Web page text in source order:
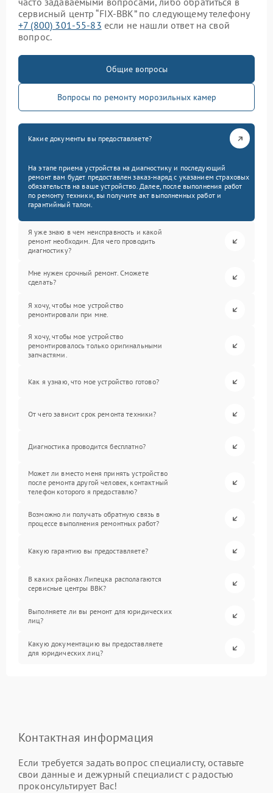
сервисный центр “FIX-BBK” по следующему телефону
+7 (800) 301-55-83 если не нашли ответ на свой
вопрос.
Общие вопросы
Вопросы по ремонту морозильных камер
Какие документы вы предоставляете?
На этапе приема устройства на диагностику и последующий
ремонт вам будет предоставлен заказ-наряд с указанием страховых
обязательств на ваше устройство. Далее, после выполнения работ
по ремонту техники, вы получите акт выполненных работ и
гарантийный талон.
Я уже знаю в чем неисправность и какой
ремонт необходим. Для чего проводить
диагностику?
Мне нужен срочный ремонт. Сможете
сделать?
Я хочу, чтобы мое устройство
ремонтировали при мне.
Я хочу, чтобы мое устройство
ремонтировалось только оригинальными
запчастями.
Как я узнаю, что мое устройство готово?
От чего зависит срок ремонта техники?
Диагностика проводится бесплатно?
Может ли вместо меня принять устройство
после ремонта другой человек, контактный
телефон которого я предоставлю?
Возможно ли получать обратную связь в
процессе выполнения ремонтных работ?
Какую гарантию вы предоставляете?
В каких районах Липецка располагаются
сервисные центры BBK?
Выполняете ли вы ремонт для юридических
лиц?
Какую документацию вы предоставляете
для юридических лиц?
Контактная информация
Если требуется задать вопрос специалисту, оставьте
свои данные и дежурный специалист с радостью
проконсультирует Вас!